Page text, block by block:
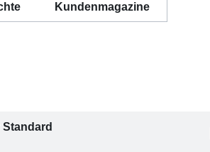
Kundenmagazine